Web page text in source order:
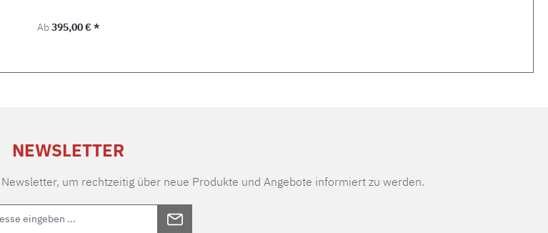
Regulärer Preis:
Ab395,00 € *
NEWSLETTER
um rechtzeitig über neue Produkte und Angebote informiert zu werden.